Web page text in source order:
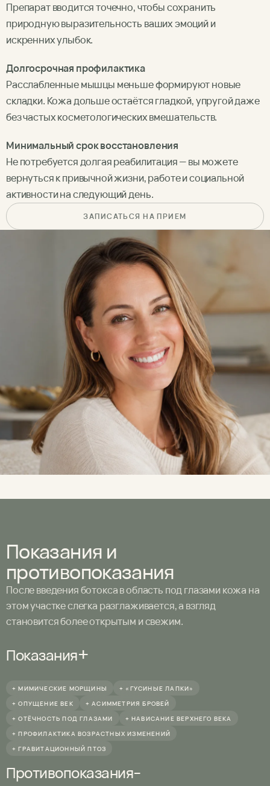
Препарат вводится точечно, чтобы сохранить
природную выразительность ваших эмоций и
искренних улыбок.
Долгосрочная профилактика
Расслабленные мышцы меньше формируют новые
складки. Кожа дольше остаётся гладкой, упругой даже
без частых косметологических вмешательств.
Минимальный срок восстановления
Не потребуется долгая реабилитация — вы можете
вернуться к привычной жизни, работе и социальной
активности на следующий день.
ЗАПИСАТЬСЯ НА ПРИЕМ
Показания и
противопоказания
После введения ботокса в область под глазами кожа на
этом участке слегка разглаживается, а взгляд
становится более открытым и свежим.
Показания+
+ МИМИЧЕСКИЕ МОРЩИНЫ
+ «ГУСИНЫЕ ЛАПКИ»
+ ОПУЩЕНИЕ ВЕК
+ АСИММЕТРИЯ БРОВЕЙ
+ ОТЁЧНОСТЬ ПОД ГЛАЗАМИ
+ НАВИСАНИЕ ВЕРХНЕГО ВЕКА
+ ПРОФИЛАКТИКА ВОЗРАСТНЫХ ИЗМЕНЕНИЙ
+ ГРАВИТАЦИОННЫЙ ПТОЗ
Противопоказания-